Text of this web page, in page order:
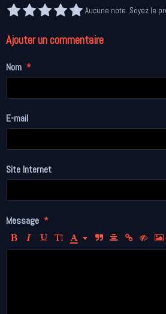
Aucune note. Soyez le
Ajouter un commentaire
Nom
E-mail
Site Internet
Message